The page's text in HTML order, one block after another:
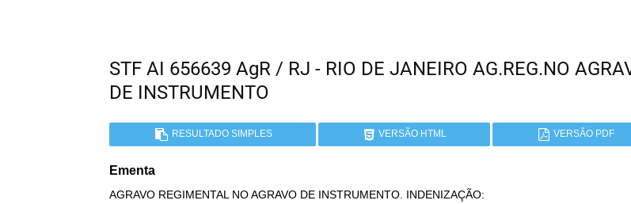
STF AI 656639 AgR / RJ - RIO DE JANEIRO AG.REG.NO
DE INSTRUMENTO
RESULTADO SIMPLES VERSÃO HTML VERSÃO PDF
Ementa
AGRAVO REGIMENTAL NO AGRAVO DE INSTRUMENTO. INDENIZAÇÃO: